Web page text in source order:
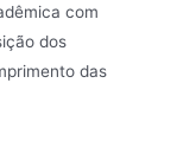
com
dos
das